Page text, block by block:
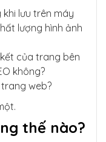
lưu trên máy
lượng hình ảnh
của trang bên
không?
web?
thế nào?